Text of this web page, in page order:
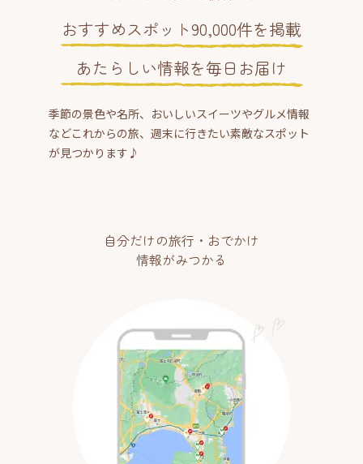
おすすめスポット90,000件を掲載
あたらしい情報を毎日お届け
季節の景色や名所、おいしいスイーツやグルメ情報
などこれからの旅、週末に行きたい素敵なスポット
が見つかります♪
自分だけの旅行・おでかけ
情報がみつかる